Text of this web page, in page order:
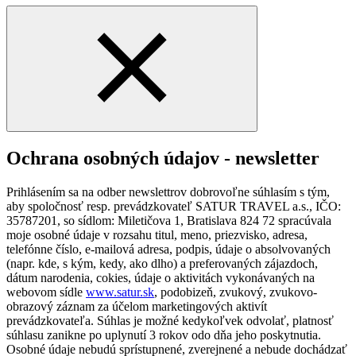
Ochrana osobných údajov - newsletter
Prihlásením sa na odber newslettrov dobrovoľne súhlasím s tým,
aby spoločnosť resp. prevádzkovateľ SATUR TRAVEL a.s., IČO:
35787201, so sídlom: Miletičova 1, Bratislava 824 72 spracúvala
moje osobné údaje v rozsahu titul, meno, priezvisko, adresa,
telefónne číslo, e-mailová adresa, podpis, údaje o absolvovaných
(napr. kde, s kým, kedy, ako dlho) a preferovaných zájazdoch,
dátum narodenia, cokies, údaje o aktivitách vykonávaných na
webovom sídle www.satur.sk, podobizeň, zvukový, zvukovo-
obrazový záznam za účelom marketingových aktivít
prevádzkovateľa. Súhlas je možné kedykoľvek odvolať, platnosť
súhlasu zanikne po uplynutí 3 rokov odo dňa jeho poskytnutia.
Osobné údaje nebudú sprístupnené, zverejnené a nebude dochádzať